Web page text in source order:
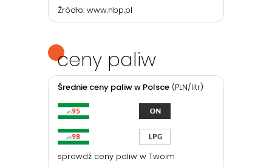
ceny paliw
Średnie ceny paliw w Polsce (PLN/litr)
sprawdź ceny paliw w Twoim
Źródło: www.nbp.pl